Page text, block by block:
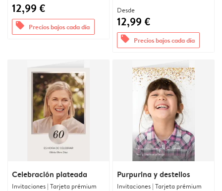
12,99 €
offers Precios bajos cada día
Desde
12,99 €
offers Precios bajos cada día
Celebración plateada
Invitaciones | Tarjeta prémium
Purpurina y destellos
Invitaciones | Tarjeta prémium